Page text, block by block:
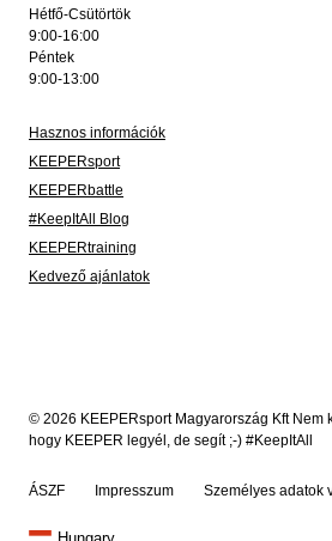
Hétfő-Csütörtök
9:00-16:00
Péntek
9:00-13:00
Hasznos információk
KEEPERsport
KEEPERbattle
#KeepItAll Blog
KEEPERtraining
Kedvező ajánlatok
© 2026 KEEPERsport Magyarország Kft Nem
hogy KEEPER legyél, de segít ;-) #KeepItAll
ÁSZF Impresszum Személyes adatok